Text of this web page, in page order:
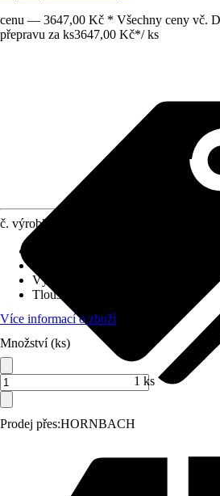
cenu — 3647,00 Kč * Všechny ceny vč.
přepravu za ks3647,00 Kč*/ ks
Prodej přes:HORNBACH
č. výrobku
Výška
Tloušťka skla
Více informací o zboží
Množství (ks)
1 ks